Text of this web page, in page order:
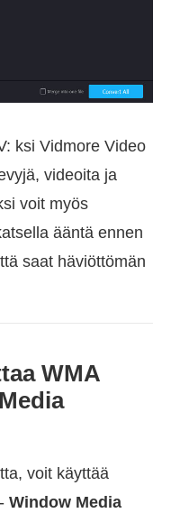
ksi Vidmore Video
videoita ja
voit myös
ääntä ennen
saat häviöttömän
WMA
voit käyttää
Window Media